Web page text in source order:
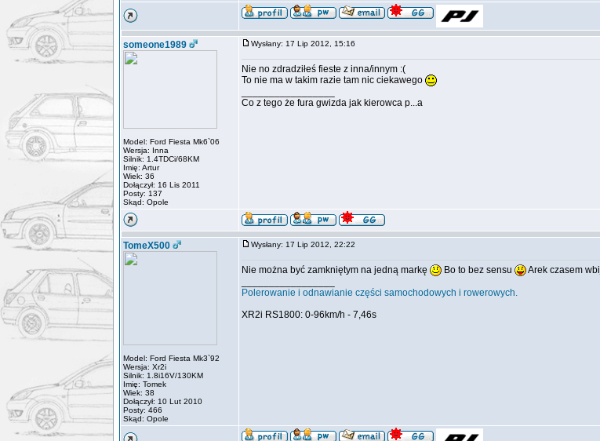
someone1989
Model: Ford Fiesta Mk6`06
Wersja: Inna
Silnik: 1.4TDCi/68KM
Imię: Artur
Wiek: 36
Dołączył: 16 Lis 2011
Posty: 137
Skąd: Opole
Wysłany: 17 Lip 2012, 15:16
Nie no zdradziłeś fieste z inna/innym :(
To nie ma w takim razie tam nic ciekawego
Co z tego że fura gwizda jak kierowca p...a
TomeX500
Model: Ford Fiesta Mk3`92
Wersja: Xr2i
Silnik: 1.8i16V/130KM
Imię: Tomek
Wiek: 38
Dołączył: 10 Lut 2010
Posty: 466
Skąd: Opole
Wysłany: 17 Lip 2012, 22:22
Nie można być zamkniętym na jedną markę Bo to bez sensu
Arek czasem
Polerowanie i odnawianie części samochodowych i rowerowych.
XR2i RS1800: 0-96km/h - 7,46s